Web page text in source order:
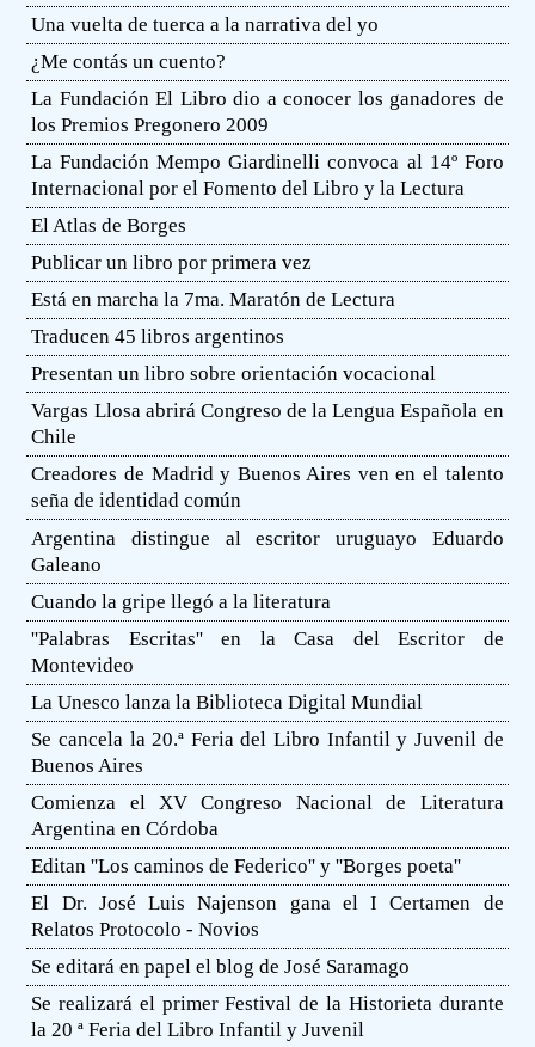
Una vuelta de tuerca a la narrativa del yo
¿Me contás un cuento?
La Fundación El Libro dio a conocer los ganadores de
los Premios Pregonero 2009
La Fundación Mempo Giardinelli convoca al 14º Foro
Internacional por el Fomento del Libro y la Lectura
El Atlas de Borges
Publicar un libro por primera vez
Está en marcha la 7ma. Maratón de Lectura
Traducen 45 libros argentinos
Presentan un libro sobre orientación vocacional
Vargas Llosa abrirá Congreso de la Lengua Española en
Chile
Creadores de Madrid y Buenos Aires ven en el talento
seña de identidad común
Argentina distingue al escritor uruguayo Eduardo
Galeano
Cuando la gripe llegó a la literatura
''Palabras Escritas'' en la Casa del Escritor de
Montevideo
La Unesco lanza la Biblioteca Digital Mundial
Se cancela la 20.ª Feria del Libro Infantil y Juvenil de
Buenos Aires
Comienza el XV Congreso Nacional de Literatura
Argentina en Córdoba
Editan ''Los caminos de Federico'' y ''Borges poeta''
El Dr. José Luis Najenson gana el I Certamen de
Relatos Protocolo - Novios
Se editará en papel el blog de José Saramago
Se realizará el primer Festival de la Historieta durante
la 20 ª Feria del Libro Infantil y Juvenil